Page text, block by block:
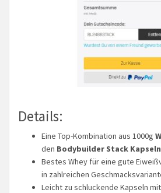
Details:
Eine Top-Kombination aus 1000g
den Bodybuilder Stack Kapseln
Bestes Whey für eine gute
in zahlreichen
Leicht zu schluckende Kapseln